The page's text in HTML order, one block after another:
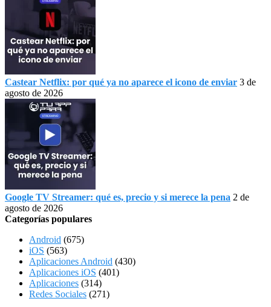
Castear Netflix: por qué ya no aparece el icono de enviar 3 de
agosto de 2026
Google TV Streamer: qué es, precio y si merece la pena 2 de
agosto de 2026
Categorías populares
Android (675)
iOS (563)
Aplicaciones Android (430)
Aplicaciones iOS (401)
Aplicaciones (314)
Redes Sociales (271)